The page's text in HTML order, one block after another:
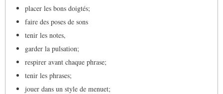
placer les bons doigtés;
faire des poses de sons
tenir les notes,
garder la pulsation;
respirer avant chaque phrase;
tenir les phrases;
jouer dans un style de menuet;